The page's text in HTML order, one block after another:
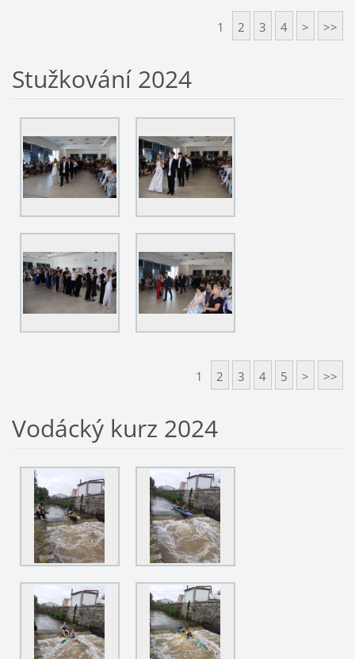
1 2 3 4 > >>
Stužkování 2024
1 2 3 4 5 > >>
Vodácký kurz 2024